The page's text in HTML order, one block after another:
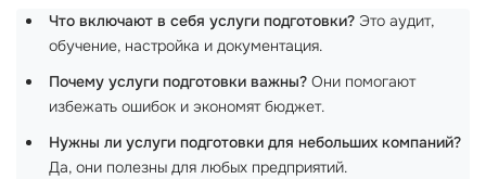
Что включают в себя услуги подготовки? Это аудит,
обучение, настройка и документация.
Почему услуги подготовки важны? Они помогают
избежать ошибок и экономят бюджет.
Нужны ли услуги подготовки для небольших компаний?
Да, они полезны для любых предприятий.